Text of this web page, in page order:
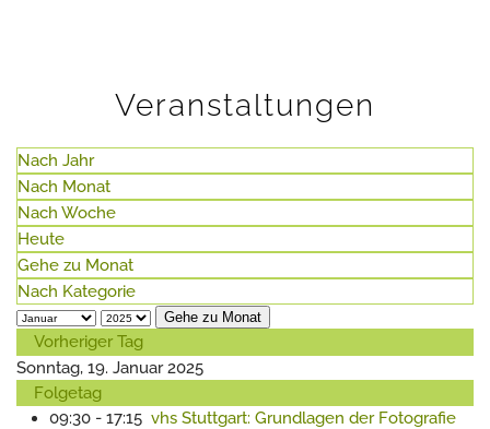
Veranstaltungen
Nach Jahr
Nach Monat
Nach Woche
Heute
Gehe zu Monat
Nach Kategorie
Gehe zu Monat
Vorheriger Tag
Sonntag, 19. Januar 2025
Folgetag
09:30 - 17:15 vhs Stuttgart: Grundlagen der Fotografie